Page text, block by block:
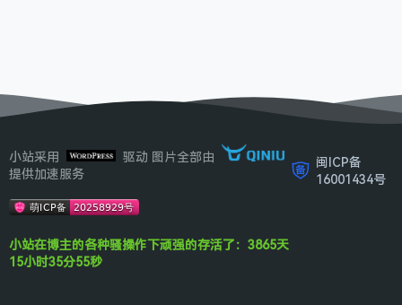
小站采用
驱动 图片全部由
提供加速服务
小站在博主的各种骚操作下顽强的存活了：3865天
15小时35分55秒
闽ICP备
16001434号